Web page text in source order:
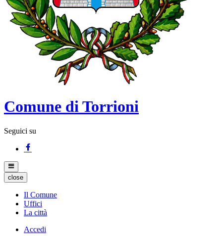
Comune di Torrioni
Seguici su
close
Il Comune
Uffici
La città
Accedi